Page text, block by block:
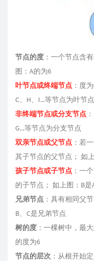
节点的度 ：一个节点含
图：A的为6
叶节点或终端节点 ：度
C、H、I...等节点为叶节点
非终端节点或分支节点
G...等节点为分支节点
双亲节点或父节点 ：若
其子节点的父节点； 如
孩子节点或子节点 ：一
的子节点； 如上图：B
兄弟节点 ：具有相同父
B、C是兄弟节点
树的度 ：一棵树中，最
的度为6
节点的层次 ：从根开始